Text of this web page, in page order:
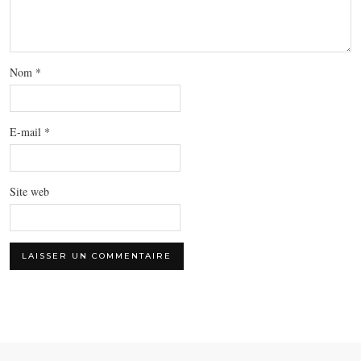
Nom *
E-mail *
Site web